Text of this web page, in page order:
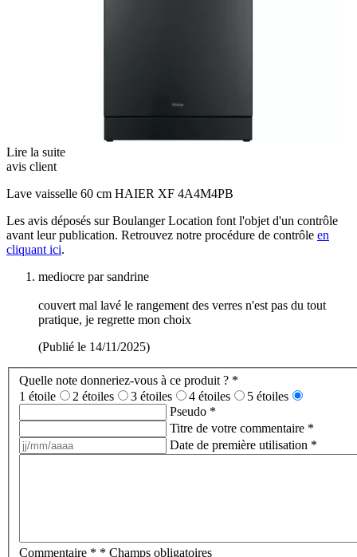
Lire la suite
avis client
Lave vaisselle 60 cm HAIER XF 4A4M4PB
Les avis déposés sur Boulanger Location font l'objet d'un contrôle
avant leur publication. Retrouvez notre procédure de contrôle en
cliquant ici.
mediocre par sandrine
couvert mal lavé le rangement des verres n'est pas du tout
pratique, je regrette mon choix
(Publié le 14/11/2025)
Quelle note donneriez-vous à ce produit ? *
1 étoile
2 étoiles 3 étoiles 4 étoiles
5 étoiles
Pseudo *
Titre de votre commentaire *
Date de première utilisation *
Commentaire * * Champs obligatoires